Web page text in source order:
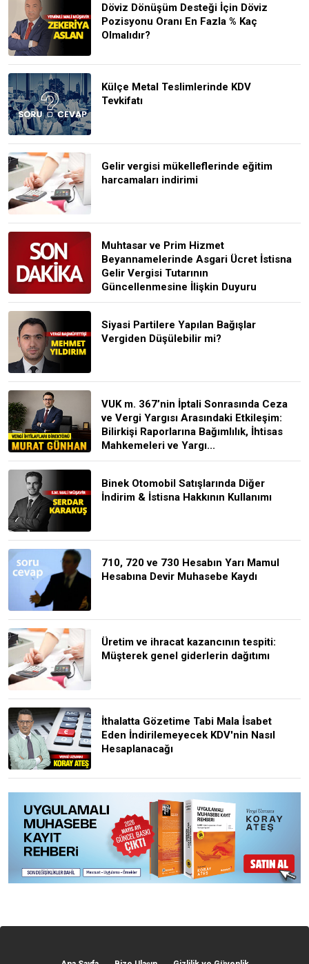
Döviz Dönüşüm Desteği İçin Döviz
Pozisyonu Oranı En Fazla % Kaç
Olmalıdır?
Külçe Metal Teslimlerinde KDV
Tevkifatı
Gelir vergisi mükelleflerinde eğitim
harcamaları indirimi
Muhtasar ve Prim Hizmet
Beyannamelerinde Asgari Ücret İstisna
Gelir Vergisi Tutarının
Güncellenmesine İlişkin Duyuru
Siyasi Partilere Yapılan Bağışlar
Vergiden Düşülebilir mi?
VUK m. 367’nin İptali Sonrasında Ceza
ve Vergi Yargısı Arasındaki Etkileşim:
Bilirkişi Raporlarına Bağımlılık, İhtisas
Mahkemeleri ve Yargı...
Binek Otomobil Satışlarında Diğer
İndirim & İstisna Hakkının Kullanımı
710, 720 ve 730 Hesabın Yarı Mamul
Hesabına Devir Muhasebe Kaydı
Üretim ve ihracat kazancının tespiti:
Müşterek genel giderlerin dağıtımı
İthalatta Gözetime Tabi Mala İsabet
Eden İndirilemeyecek KDV'nin Nasıl
Hesaplanacağı